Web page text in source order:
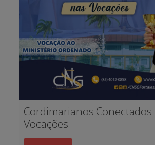
Cordimarianos Conectados
Vocações